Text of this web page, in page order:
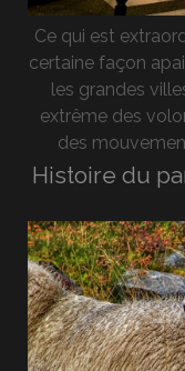
Ce qui est
certaine façon
les grandes
extrême des
des
Histoire du